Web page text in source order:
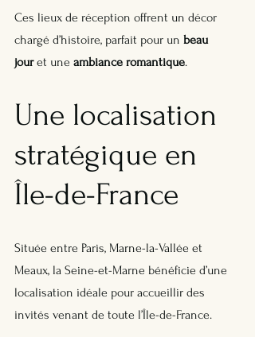
Ces lieux de réception offrent un décor
chargé d’histoire, parfait pour un beau
jour et une ambiance romantique.
Une localisation
stratégique en
Île-de-France
Située entre Paris, Marne-la-Vallée et
Meaux, la Seine-et-Marne bénéficie d’une
localisation idéale pour accueillir des
invités venant de toute l’Île-de-France.